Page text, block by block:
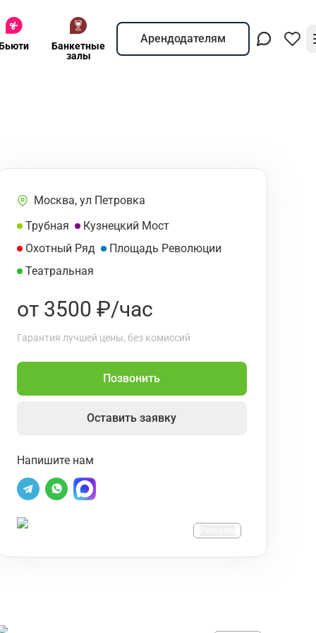
Банкетные
залы
Арендодателям
Москва, ул Петровка
Трубная
Кузнецкий Мост
Охотный Ряд
Площадь Революции
Театральная
от 3500 ₽/час
Гарантия лучшей цены, без комиссий
Позвонить
Оставить заявку
Напишите нам